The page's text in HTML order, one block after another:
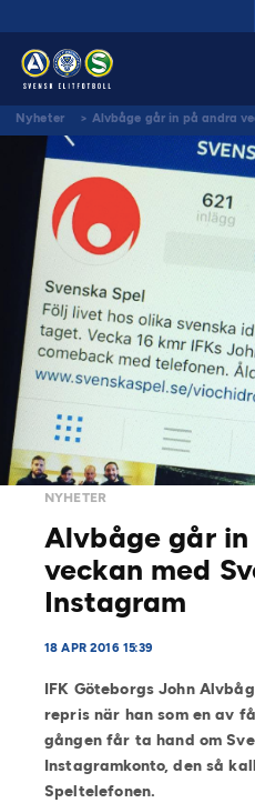
Nyheter > Alvbåge går in på andra
NYHETER
Alvbåge går
veckan med
Instagram
18 APR 2016 15:39
IFK Göteborgs John
repris när han som en av
gången får ta hand om
Instagramkonto, den så
Speltelefonen.